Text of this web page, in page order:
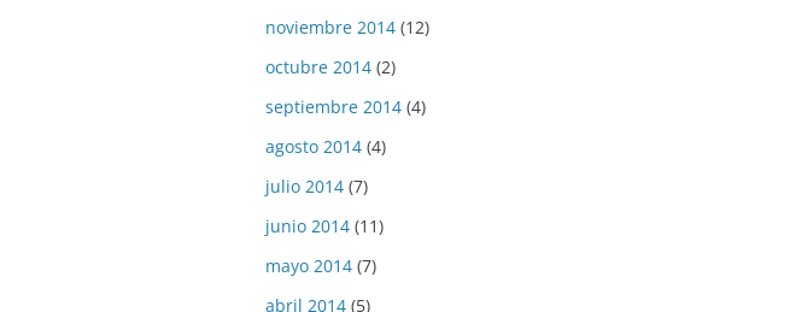
noviembre 2014 (12)
octubre 2014 (2)
septiembre 2014 (4)
agosto 2014 (4)
julio 2014 (7)
junio 2014 (11)
mayo 2014 (7)
abril 2014 (5)